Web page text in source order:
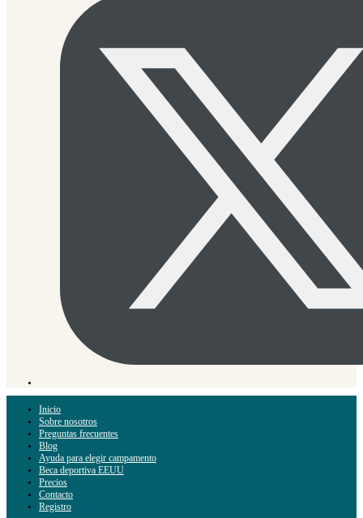
Inicio
Sobre nosotros
Preguntas frecuentes
Blog
Ayuda para elegir campamento
Beca deportiva EEUU
Precios
Contacto
Registro